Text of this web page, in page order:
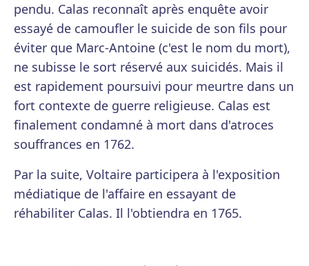
pendu. Calas reconnaît après enquête avoir
essayé de camoufler le suicide de son fils pour
éviter que Marc-Antoine (c'est le nom du mort),
ne subisse le sort réservé aux suicidés. Mais il
est rapidement poursuivi pour meurtre dans un
fort contexte de guerre religieuse. Calas est
finalement condamné à mort dans d'atroces
souffrances en 1762.
Par la suite, Voltaire participera à l'exposition
médiatique de l'affaire en essayant de
réhabiliter Calas. Il l'obtiendra en 1765.